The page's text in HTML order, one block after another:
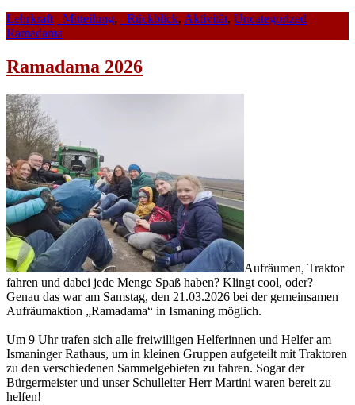
Lehrkraft
_Mitteilung, _Rückblick, Aktivität, Uncategorized
Ramadama
Ramadama 2026
Aufräumen, Traktor
fahren und dabei jede Menge Spaß haben? Klingt cool, oder?
Genau das war am Samstag, den 21.03.2026 bei der gemeinsamen
Aufräumaktion „Ramadama“ in Ismaning möglich.
Um 9 Uhr trafen sich alle freiwilligen Helferinnen und Helfer am
Ismaninger Rathaus, um in kleinen Gruppen aufgeteilt mit Traktoren
zu den verschiedenen Sammelgebieten zu fahren. Sogar der
Bürgermeister und unser Schulleiter Herr Martini waren bereit zu
helfen!